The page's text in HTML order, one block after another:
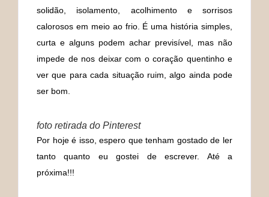
solidão, isolamento, acolhimento e sorrisos
calorosos em meio ao frio. É uma história simples,
curta e alguns podem achar previsível, mas não
impede de nos deixar com o coração quentinho e
ver que para cada situação ruim, algo ainda pode
ser bom.
foto retirada do Pinterest
Por hoje é isso, espero que tenham gostado de ler
tanto quanto eu gostei de escrever. Até a
próxima!!!